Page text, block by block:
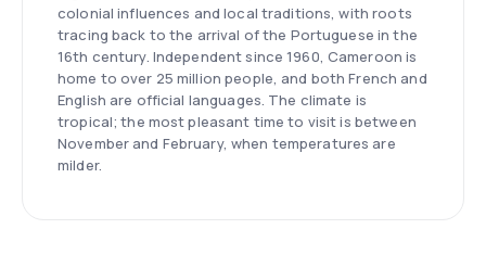
colonial influences and local traditions, with roots
tracing back to the arrival of the Portuguese in the
16th century. Independent since 1960, Cameroon is
home to over 25 million people, and both French and
English are official languages. The climate is
tropical; the most pleasant time to visit is between
November and February, when temperatures are
milder.